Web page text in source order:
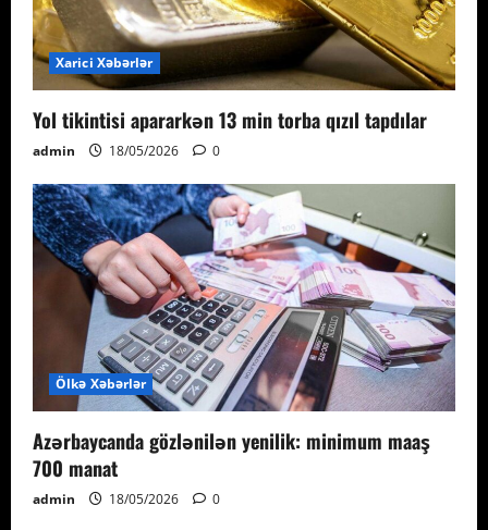
Xarici Xəbərlər
Yol tikintisi apararkən 13 min torba qızıl tapdılar
admin 18/05/2026 0
Ölkə Xəbərlər
Azərbaycanda gözlənilən yenilik: minimum maaş
700 manat
admin 18/05/2026 0